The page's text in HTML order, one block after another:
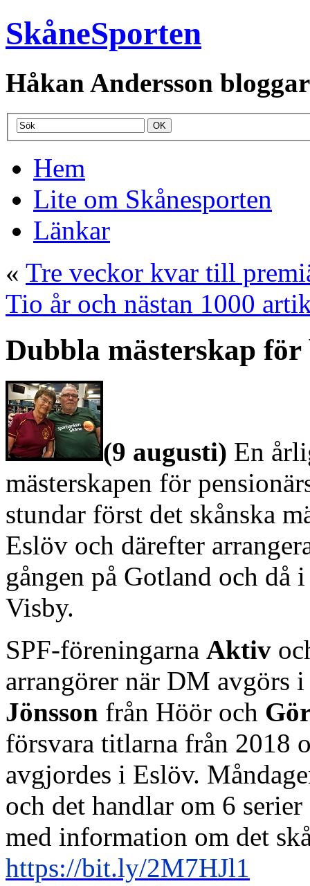
SkåneSporten
Håkan Andersson
Hem
Lite om Skånesporten
Länkar
« Tre veckor kvar till
Tio år och nästan 1000
Dubbla mästerskap för
(9 augusti) En
mästerskapen för
stundar först det skånska
Eslöv och därefter
gången på Gotland och då
Visby.
SPF-föreningarna Aktiv
arrangörer när DM avgörs
Jönsson från Höör och
försvara titlarna från 2018
avgjordes i Eslöv.
och det handlar om 6
med information om det
https://bit.ly/2M7HJl1